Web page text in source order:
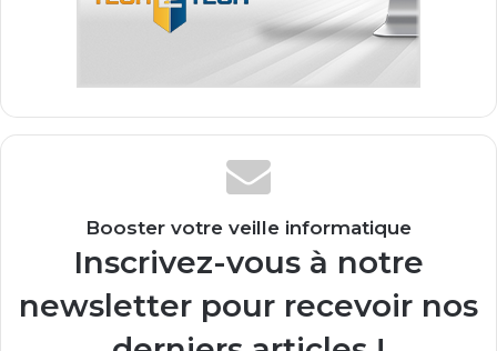
Booster votre veille informatique
Inscrivez-vous à notre
newsletter pour recevoir nos